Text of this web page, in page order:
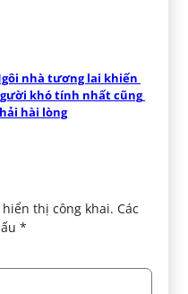
nhà tương lai khiến
khó tính nhất cũng
hài lòng
thị công khai. Các
*